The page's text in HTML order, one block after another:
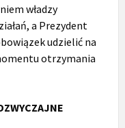
władzy
a Prezydent
udzielić na
otrzymania